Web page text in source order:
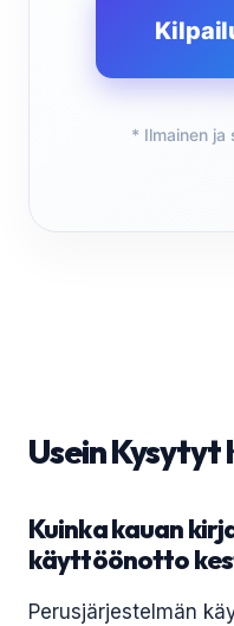
* Ilmainen ja
Usein Kysytyt
Kuinka kauan
käyttöönotto
Perusjärjestelmän